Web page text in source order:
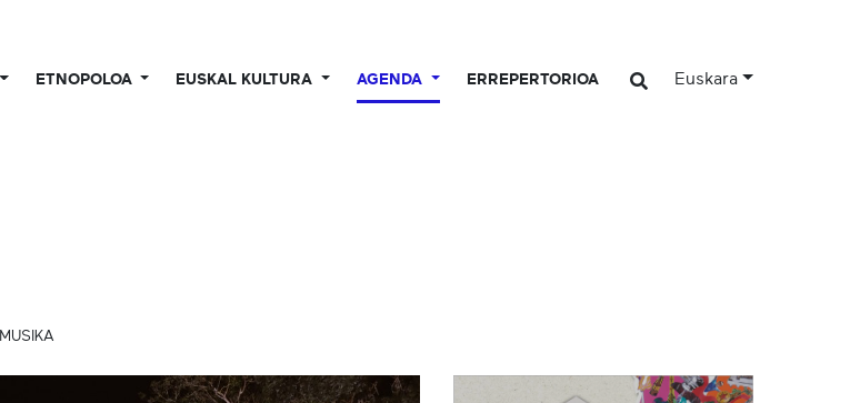
ETNOPOLOA EUSKAL KULTURA AGENDA ERREPERTORIOA Euskara
MUSIKA